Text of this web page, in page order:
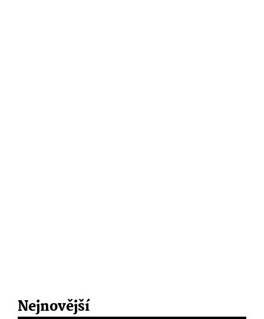
Nejnovější